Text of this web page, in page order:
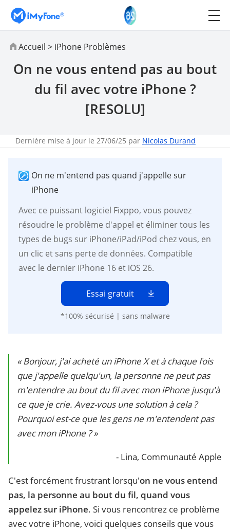
Accueil > iPhone Problèmes
On ne vous entend pas au bout
du fil avec votre iPhone ?
[RESOLU]
Dernière mise à jour le 27/06/25 par Nicolas Durand
On ne m'entend pas quand j'appelle sur
iPhone
Avec ce puissant logiciel Fixppo, vous pouvez
résoudre le problème d'appel et éliminer tous les
types de bugs sur iPhone/iPad/iPod chez vous, en
un clic et sans perte de données. Compatible
avec le dernier iPhone 16 et iOS 26.
Essai gratuit
*100% sécurisé | sans malware
« Bonjour, j'ai acheté un iPhone X et à chaque fois
que j'appelle quelqu'un, la personne ne peut pas
m'entendre au bout du fil avec mon iPhone jusqu'à
ce que je crie. Avez-vous une solution à cela ?
Pourquoi est-ce que les gens ne m'entendent pas
avec mon iPhone ? »
- Lina, Communauté Apple
C'est forcément frustrant lorsqu'on ne vous entend
pas, la personne au bout du fil, quand vous
appelez sur iPhone. Si vous rencontrez ce problème
avec votre iPhone, voici quelques conseils que vous